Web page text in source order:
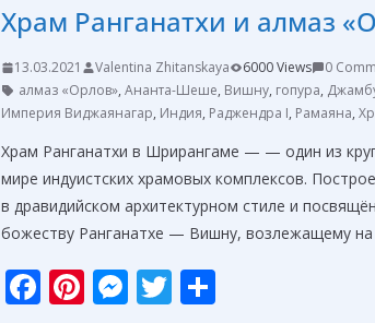
Храм Ранганатхи и алмаз
13.03.2021 Valentina Zhitanskaya 6000 Views
0
алмаз «Орлов», Ананта-Шеше, Вишну, гопура,
Империя Виджаянагар, Индия, Раджендра I, Рамаяна,
Храм Ранганатхи в Шрирангаме — — один из
мире индуистских храмовых комплексов.
в дравидийском архитектурном стиле и посвящён
божеству Ранганатхе — Вишну, возлежащему на
F Pi M T